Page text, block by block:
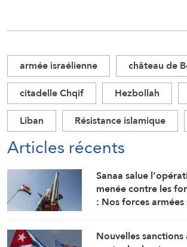
armée israélienne
château de
citadelle Chqif
Hezbollah
Liban
Résistance islamique
Articles récents
Sanaa salue
menée contre les
: Nos forces
Nouvelles